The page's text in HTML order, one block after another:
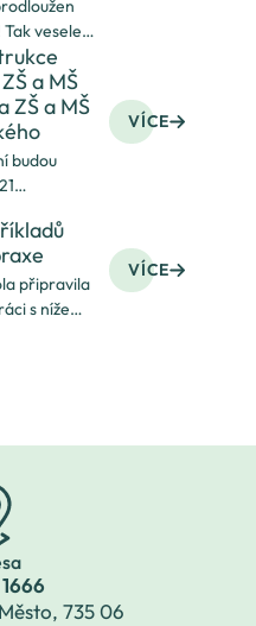
Tak vesele
i jejich
Pojďte se
ZŠ a MŠ
budou
-
a učebna
VÍCE
s níže
VÍCE
735 06